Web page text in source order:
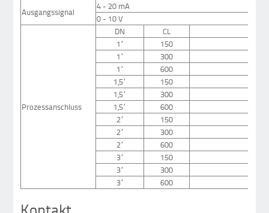
Ausgangssignal
4 - 20 mA
0 - 10 V
Prozessanschluss
DN
CL
1“
150
1“
300
1“
600
1,5“
150
1,5“
300
1,5“
600
2“
150
2“
300
2“
600
3“
150
3“
300
3“
600